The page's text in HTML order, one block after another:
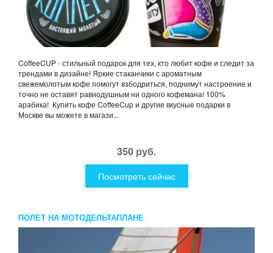
CoffeeCUP - стильный подарок для тех, кто любит кофе и следит за
трендами в дизайне! Яркие стаканчики с ароматным
свежемолотым кофе помогут взбодриться, поднимут настроение и
точно не оставят равнодушным ни одного кофемана! 100%
арабика! Купить кофе CoffeeCup и другие вкусные подарки в
Москве вы можете в магази...
350 руб.
Посмотреть сейчас
ПОЛЕТ НА МОТОДЕЛЬТАПЛАНЕ